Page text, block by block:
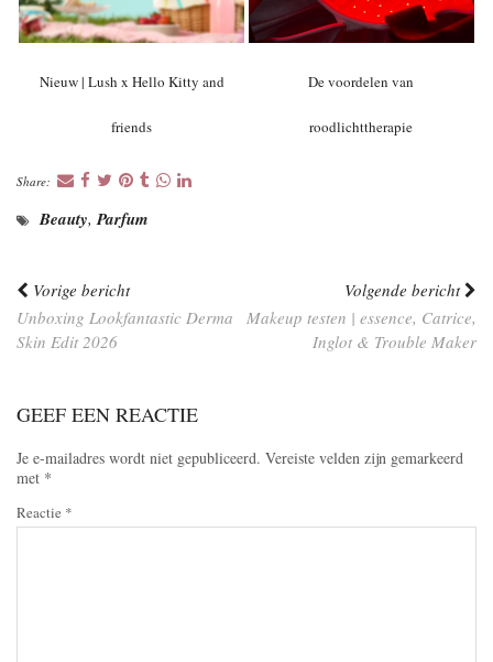
Nieuw | Lush x Hello Kitty and
friends
De voordelen van
roodlichttherapie
Share:
Beauty,Parfum
Vorige bericht
Unboxing Lookfantastic Derma
Skin Edit 2026
Volgende bericht
Makeup testen | essence, Catrice,
Inglot & Trouble Maker
GEEF EEN REACTIE
Je e-mailadres wordt niet gepubliceerd. Vereiste velden zijn gemarkeerd
met *
Reactie *